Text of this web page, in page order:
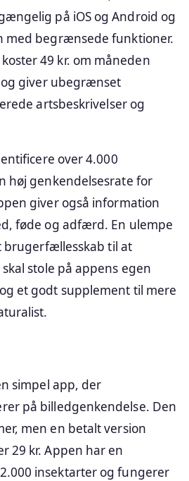
på iOS og Android og
med begrænsede funktioner.
49 kr. om måneden
og giver ubegrænset
artsbeskrivelser og
over 4.000
høj genkendelsesrate for
giver også information
føde og adfærd. En ulempe
brugerfællesskab til at
stole på appens egen
et godt supplement til mere
simpel app, der
på billedgenkendelse. Den
men en betalt version
29 kr. Appen har en
insektarter og fungerer